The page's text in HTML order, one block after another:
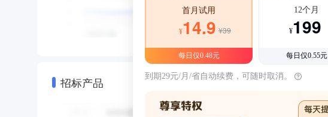
招标产品
首月试用
¥14.9 ¥39
每日仅0.48元
12个月
¥199
每日仅0.55元
到期29元/月/省自动续费，可随时取消。